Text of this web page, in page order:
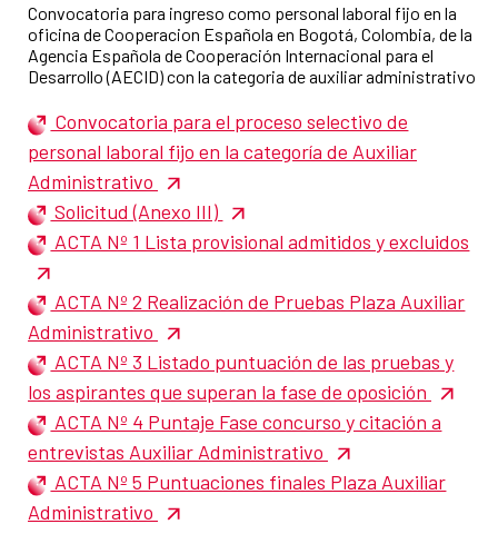
Convocatoria para ingreso como personal laboral fijo en la
oficina de Cooperacion Española en Bogotá, Colombia, de la
Agencia Española de Cooperación Internacional para el
Desarrollo (AECID) con la categoria de auxiliar administrativo
Convocatoria para el proceso selectivo de
personal laboral fijo en la categoría de Auxiliar
Administrativo
Solicitud (Anexo III)
ACTA Nº 1 Lista provisional admitidos y excluidos
ACTA Nº 2 Realización de Pruebas Plaza Auxiliar
Administrativo
ACTA Nº 3 Listado puntuación de las pruebas y
los aspirantes que superan la fase de oposición
ACTA Nº 4 Puntaje Fase concurso y citación a
entrevistas Auxiliar Administrativo
ACTA Nº 5 Puntuaciones finales Plaza Auxiliar
Administrativo